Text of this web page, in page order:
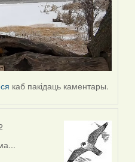
каб пакідаць каментары.